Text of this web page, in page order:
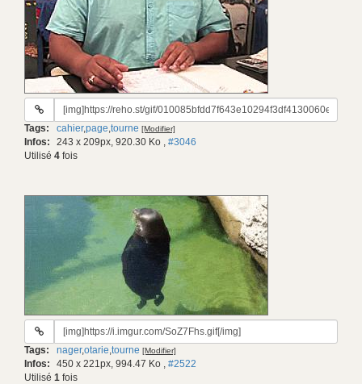
URL
gif:
Tags: cahier,page,tourne [Modifier]
Infos: 243 x 209px, 920.30 Ko , #3046
Utilisé 4 fois
URL
gif:
Tags: nager,otarie,tourne [Modifier]
Infos: 450 x 221px, 994.47 Ko , #2522
Utilisé 1 fois